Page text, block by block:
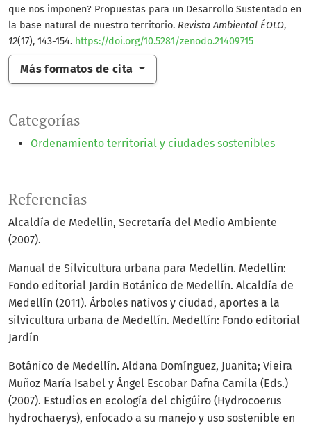
Categorías
Ordenamiento territorial y ciudades sostenibles
que nos imponen? Propuestas para un Desarrollo Sustentado en
la base natural de nuestro territorio. Revista Ambiental ÉOLO,
12(17), 143-154. https://doi.org/10.5281/zenodo.21409715
Más formatos de cita
Referencias
Alcaldía de Medellín, Secretaría del Medio Ambiente
(2007).
Manual de Silvicultura urbana para Medellín. Medellin:
Fondo editorial Jardín Botánico de Medellín. Alcaldía de
Medellín (2011). Árboles nativos y ciudad, aportes a la
silvicultura urbana de Medellín. Medellín: Fondo editorial
Jardín
Botánico de Medellín. Aldana Domínguez, Juanita; Vieira
Muñoz María Isabel y Ángel Escobar Dafna Camila (Eds.)
(2007). Estudios en ecología del chigúiro (Hydrocoerus
hydrochaerys), enfocado a su manejo y uso sostenible en